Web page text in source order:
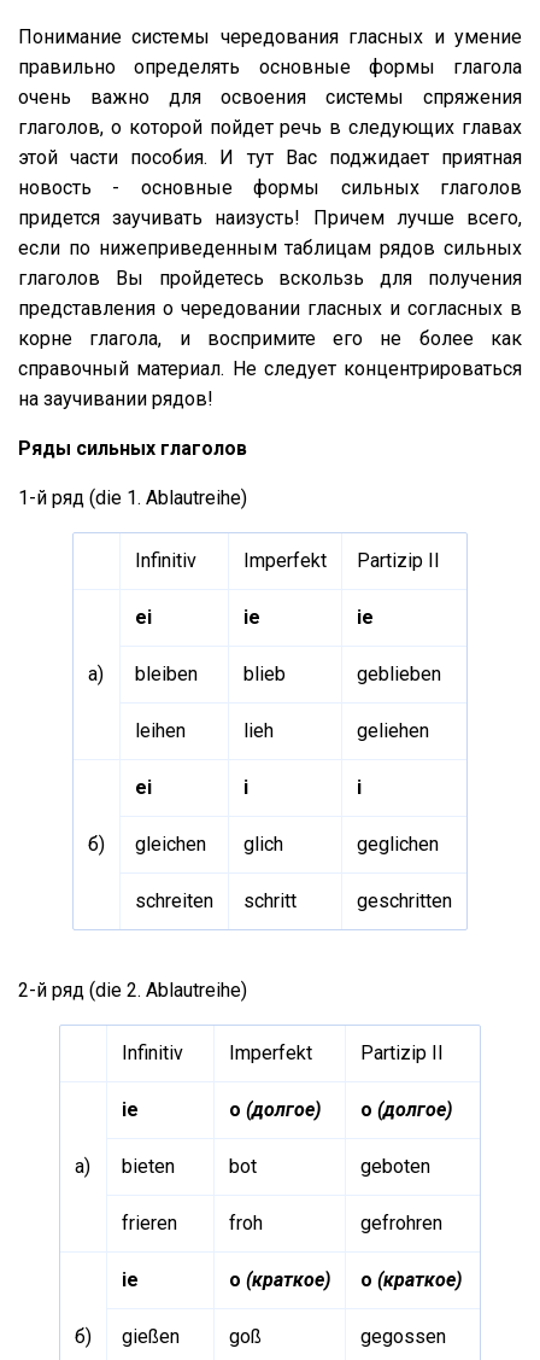
Понимание системы чередования гласных и умение
правильно определять основные формы глагола
очень важно для освоения системы спряжения
глаголов, о которой пойдет речь в следующих главах
этой части пособия. И тут Вас поджидает приятная
новость - основные формы сильных глаголов
придется заучивать наизусть! Причем лучше всего,
если по нижеприведенным таблицам рядов сильных
глаголов Вы пройдетесь вскользь для получения
представления о чередовании гласных и согласных в
корне глагола, и воспримите его не более как
справочный материал. Не следует концентрироваться
на заучивании рядов!
Ряды сильных глаголов
1-й ряд (die 1. Ablautreihe)
Infinitiv Imperfekt Partizip II
a)
ei ie ie
bleiben blieb geblieben
leihen lieh geliehen
б)
ei i i
gleichen glich geglichen
schreiten schritt geschritten
2-й ряд (die 2. Ablautreihe)
Infinitiv Imperfekt Partizip II
a)
ie о (долгое) о (долгое)
bieten bot geboten
frieren froh gefrohren
б)
ie о (краткое) о (краткое)
gießen goß gegossen